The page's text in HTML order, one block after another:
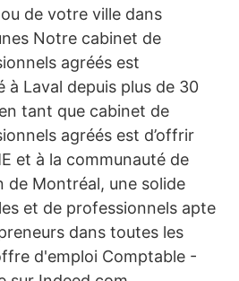
de votre ville dans
Notre cabinet de
agréés est
à Laval depuis plus de 30
tant que cabinet de
agréés est d’offrir
et à la communauté de
de Montréal, une solide
et de professionnels apte
dans toutes les
d'emploi Comptable -